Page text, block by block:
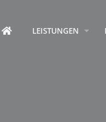
HOMELEISTUNGEN